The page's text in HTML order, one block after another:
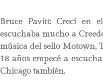
Bruce Pavitt:Crecí en el
escuchaba mucho a
música del sello Motown,
18 años empecé a
Chicago también.